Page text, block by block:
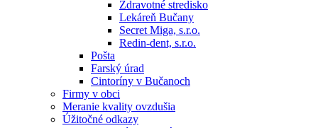
Zdravotné stredisko
Lekáreň Bučany
Secret Miga, s.r.o.
Redin-dent, s.r.o.
Pošta
Farský úrad
Cintoríny v Bučanoch
Firmy v obci
Meranie kvality ovzdušia
Úžitočné odkazy